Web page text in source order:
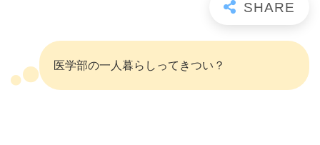
医学部の一人暮らしってきつい？